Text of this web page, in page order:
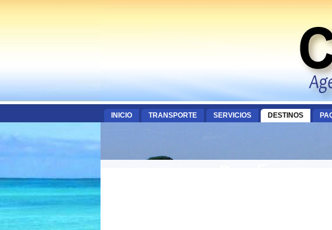
INICIO TRANSPORTE SERVICIOS DESTINOS